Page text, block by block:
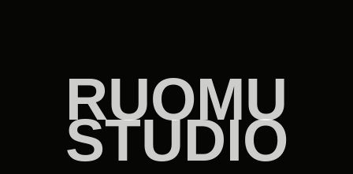
RUOMU
STUDIO